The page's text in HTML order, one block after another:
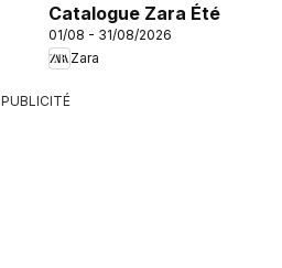
Catalogue Zara Été
01/08 - 31/08/2026
Zara
PUBLICITÉ